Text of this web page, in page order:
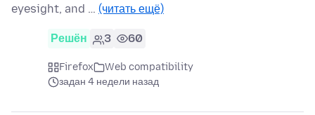
eyesight, and … (читать ещё)
Решён 3 60
Firefox
Web compatibility
задан 4 недели назад